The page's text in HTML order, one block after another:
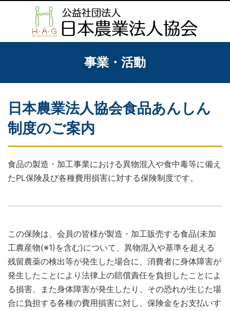
事業・活動
日本農業法人協会食品あんしん
制度のご案内
食品の製造・加工事業における異物混入や食中毒等に備え
たPL保険及び各種費用損害に対する保険制度です。
この保険は、会員の皆様が製造・加工販売する食品(未加
工農産物(※1)を含む)について、異物混入や基準を超える
残留農薬の検出等が発生した場合に、消費者に身体障害が
発生したことにより法律上の賠償責任を負担したことによ
る損害、また身体障害が発生したり、その恐れが生じた場
合に負担する各種の費用損害に対し、保険金をお支払いす